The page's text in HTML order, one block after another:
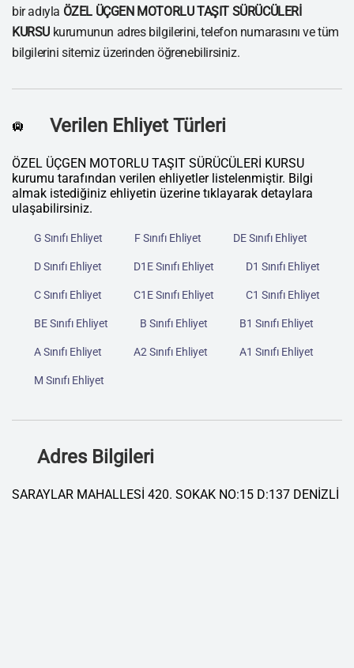
bir adıyla ÖZEL ÜÇGEN MOTORLU TAŞIT SÜRÜCÜLERİ
KURSU kurumunun adres bilgilerini, telefon numarasını ve tüm
bilgilerini sitemiz üzerinden öğrenebilirsiniz.
🛄 Verilen Ehliyet Türleri
ÖZEL ÜÇGEN MOTORLU TAŞIT SÜRÜCÜLERİ KURSU
kurumu tarafından verilen ehliyetler listelenmiştir. Bilgi
almak istediğiniz ehliyetin üzerine tıklayarak detaylara
ulaşabilirsiniz.
G Sınıfı Ehliyet F Sınıfı Ehliyet DE Sınıfı Ehliyet
D Sınıfı Ehliyet D1E Sınıfı Ehliyet D1 Sınıfı Ehliyet
C Sınıfı Ehliyet C1E Sınıfı Ehliyet C1 Sınıfı Ehliyet
BE Sınıfı Ehliyet B Sınıfı Ehliyet B1 Sınıfı Ehliyet
A Sınıfı Ehliyet A2 Sınıfı Ehliyet A1 Sınıfı Ehliyet
M Sınıfı Ehliyet
Adres Bilgileri
SARAYLAR MAHALLESİ 420. SOKAK NO:15 D:137 DENİZLİ